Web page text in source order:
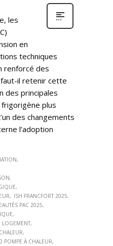
les
en
techniques
renforcé des
il retenir cette
des principales
plus
des changements
l’adoption
ISH FRANCFORT 2025
PAC 2025
LOGEMENT
POMPE À CHALEUR